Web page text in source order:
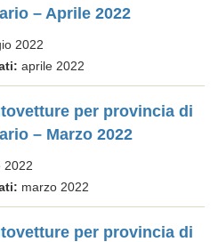
– Aprile 2022
2022
aprile 2022
per provincia di
– Marzo 2022
2022
marzo 2022
per provincia di